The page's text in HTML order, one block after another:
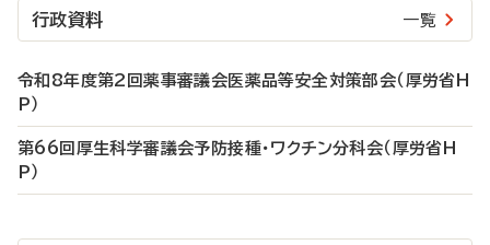
行政資料 一覧
令和8年度第2回薬事審議会医薬品等安全対策部会（厚労省H
P）
第66回厚生科学審議会予防接種・ワクチン分科会（厚労省H
P）